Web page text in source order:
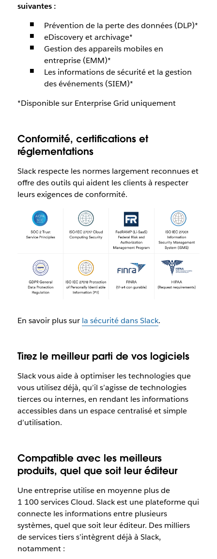
suivantes :
Prévention de la perte des données (DLP)*
eDiscovery et archivage*
Gestion des appareils mobiles en
entreprise (EMM)*
Les informations de sécurité et la gestion
des événements (SIEM)*
*Disponible sur Enterprise Grid uniquement
Conformité, certifications et
réglementations
Slack respecte les normes largement reconnues et
offre des outils qui aident les clients à respecter
leurs exigences de conformité.
En savoir plus sur la sécurité dans Slack.
Tirez le meilleur parti de vos logiciels
Slack vous aide à optimiser les technologies que
vous utilisez déjà, qu’il s’agisse de technologies
tierces ou internes, en rendant les informations
accessibles dans un espace centralisé et simple
d’utilisation.
Compatible avec les meilleurs
produits, quel que soit leur éditeur
Une entreprise utilise en moyenne plus de
1 100 services Cloud. Slack est une plateforme qui
connecte les informations entre plusieurs
systèmes, quel que soit leur éditeur. Des milliers
de services tiers s’intègrent déjà à Slack,
notamment :